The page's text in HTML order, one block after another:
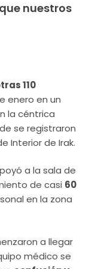
nuestros
110
enero en un
la céntrica
se registraron
Interior de Irak.
a la sala de
de casi 60
en la zona
a llegar
médico se